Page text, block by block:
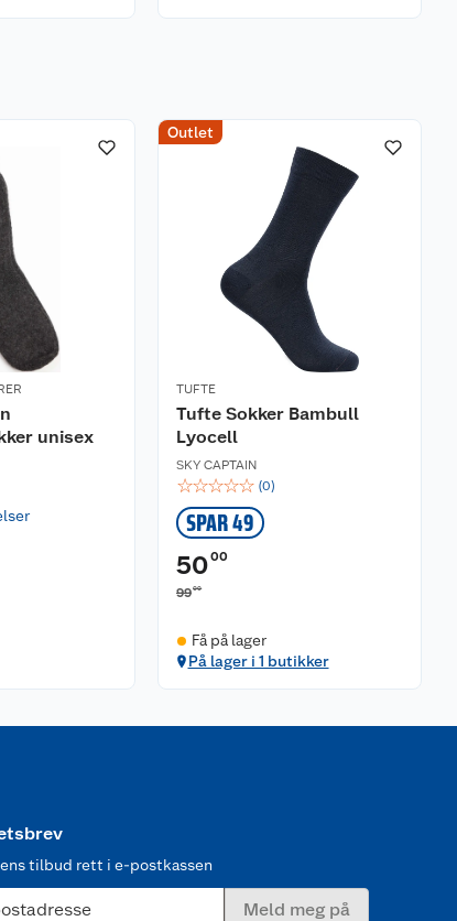
unisex
Outlet
TUFTE
Tufte Sokker Bambull
Lyocell
SKY CAPTAIN
☆☆☆☆☆ (0)
SPAR 49
5000
9900
Få på lager
På lager i 1 butikker
tilbud rett i e-postkassen
Meld meg på